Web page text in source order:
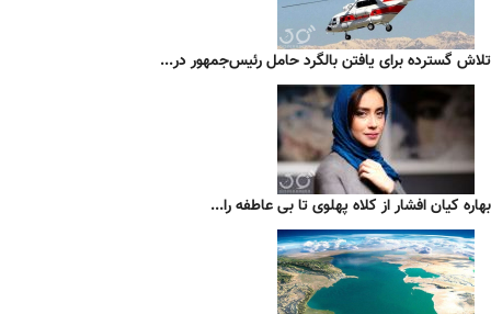
تلاش گسترده برای یافتن بالگرد حامل رئیس‌جمهور در...
بهاره کیان افشار از کلاه پهلوی تا بی عاطفه را...